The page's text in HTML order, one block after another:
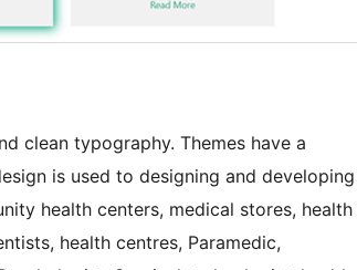
clean typography. Themes have a
is used to designing and developing
health centers, medical stores, health
health centres, Paramedic,